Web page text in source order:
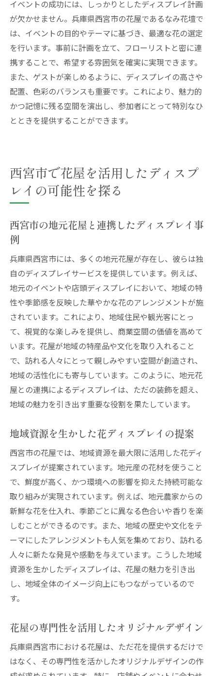
イベントの成功には、しっかりとしたディスプレイ計画
が欠かせません。兵庫県西宮市の花屋であるなみ花壇で
は、イベントの目的やテーマに基づき、最適な花の選定
を行います。事前に計画を立て、フローリストと密に連
携することで、希望する雰囲気を確実に実現できます。
また、ゲストが楽しめるように、ディスプレイの高さや
配置、色彩のバランスも重要です。これにより、魅力的
かつ記憶に残る空間を演出し、参加者にとって特別なひ
とときを提供することができます。
西宮市で花屋を活用したディスプ
レイの可能性を探る
西宮市の地元花屋と連携したディスプレイ事
例
兵庫県西宮市には、多くの地元花屋が存在し、彼らは独
自のディスプレイサービスを提供しています。例えば、
地元のイベントや店頭ディスプレイにおいて、地域の特
性や季節感を反映した華やかな花のアレンジメントが施
されています。これにより、地域住民や観光客にとっ
て、視覚的な楽しみを提供し、商業空間の価値を高めて
います。花屋が地域の特産品や文化を取り入れること
で、訪れる人々にとって親しみやすい空間が創造され、
地域の活性化にも寄与しています。このように、地元花
屋との連携によるディスプレイは、ただの装飾を超え、
地域の魅力を引き出す重要な役割を果たしています。
地域資源を生かした花ディスプレイの提案
西宮市の花屋では、地域資源を最大限に活用した花ディ
スプレイが提案されています。地元産の花材を使うこと
で、鮮度が高く、かつ環境への影響を抑えた持続可能な
取り組みが実現されています。例えば、地元農家からの
新鮮な花を仕入れ、季節ごとに異なる色合いや香りを楽
しむことができるのです。また、地域の歴史や文化をテ
ーマにしたアレンジメントも人気を集めており、訪れる
人々に新たな発見や感動を与えています。こうした地域
資源を生かしたディスプレイは、花屋の魅力を引き出
し、地域全体のイメージ向上にもつながっているので
す。
花屋の専門性を活用したオリジナルデザイン
兵庫県西宮市における花屋は、ただ花を提供するだけで
はなく、その専門性を活かしたオリジナルデザインの作